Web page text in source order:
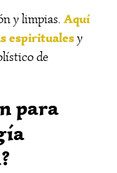
y limpias.Aquí
espiritualesy
de
para